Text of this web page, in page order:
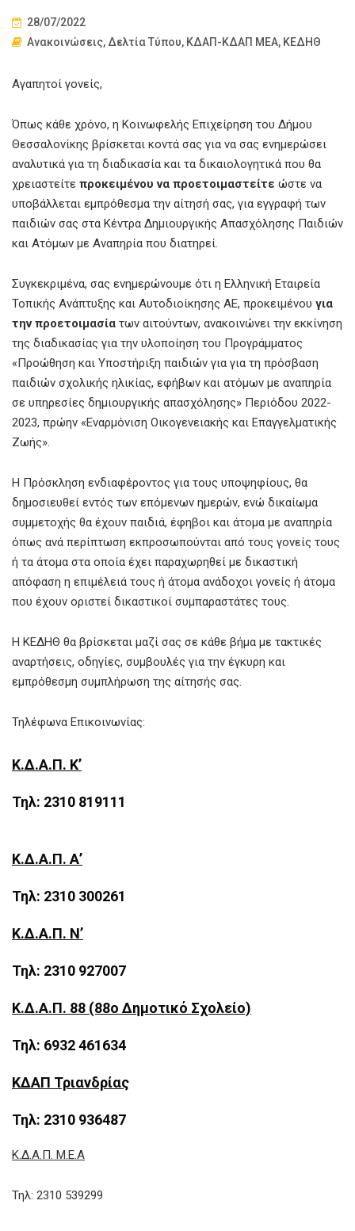
28/07/2022
Ανακοινώσεις,Δελτία Τύπου, ΚΔΑΠ-ΚΔΑΠ ΜΕΑ, ΚΕΔΗΘ
Αγαπητοί γονείς,
Όπως κάθε χρόνο, η Κοινωφελής Επιχείρηση του Δήμου
Θεσσαλονίκης βρίσκεται κοντά σας για να σας ενημερώσει
αναλυτικά για τη διαδικασία και τα δικαιολογητικά που θα
χρειαστείτε προκειμένου να προετοιμαστείτε ώστε να
υποβάλλεται εμπρόθεσμα την αίτησή σας, για εγγραφή των
παιδιών σας στα Κέντρα Δημιουργικής Απασχόλησης Παιδιών
και Ατόμων με Αναπηρία που διατηρεί.
Συγκεκριμένα, σας ενημερώνουμε ότι η Ελληνική Εταιρεία
Τοπικής Ανάπτυξης και Αυτοδιοίκησης ΑΕ, προκειµένου για
την προετοιµασία των αιτούντων, ανακοινώνει την εκκίνηση
της διαδικασίας για την υλοποίηση του Προγράµµατος
«Προώθηση και Υποστήριξη παιδιών για για τη πρόσβαση
παιδιών σχολικής ηλικίας, εφήβων και ατόµων µε αναπηρία
σε υπηρεσίες δηµιουργικής απασχόλησης» Περιόδου 2022-
2023, πρώην «Εναρµόνιση Οικογενειακής και Επαγγελµατικής
Ζωής».
Η Πρόσκληση ενδιαφέροντος για τους υποψηφίους, θα
δηµοσιευθεί εντός των επόµενων ηµερών, ενώ δικαίωμα
συµµετοχής θα έχουν παιδιά, έφηβοι και άτοµα µε αναπηρία
όπως ανά περίπτωση εκπροσωπούνται από τους γονείς τους
ή τα άτοµα στα οποία έχει παραχωρηθεί µε δικαστική
απόφαση η επιµέλειά τους ή άτοµα ανάδοχοι γονείς ή άτοµα
που έχουν οριστεί δικαστικοί συµπαραστάτες τους.
Η ΚΕΔΗΘ θα βρίσκεται μαζί σας σε κάθε βήμα με τακτικές
αναρτήσεις, οδηγίες, συμβουλές για την έγκυρη και
εμπρόθεσμη συμπλήρωση της αίτησής σας.
Τηλέφωνα Επικοινωνίας:
Κ.Δ.Α.Π. Κ’
Τηλ: 2310 819111
Κ.Δ.Α.Π. Α’
Τηλ: 2310 300261
Κ.Δ.Α.Π. Ν’
Τηλ: 2310 927007
Κ.Δ.Α.Π. 88 (88ο Δημοτικό Σχολείο)
Τηλ: 6932 461634
ΚΔΑΠ Τριανδρίας
Τηλ: 2310 936487
Κ.Δ.Α.Π. Μ.Ε.Α
Τηλ: 2310 539299